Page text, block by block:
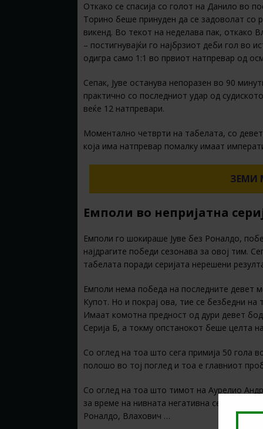
Откако се спасија со голот на Данило во
Торино беше принуден да се задоволат со
викенд. Во текот на неделава пак, откако
– постигнувајќи го најбрзиот деби гол во
одигра само 1:1 во првиот натпревар од
Сепак, Јуве останува непоразен во 90
практично со последниот удар од
веќе 12 натпревари.
Моментално четврти на табелата, со
која има натпревар помалку имаат
ЗЕМИ
Емполи во непријатна
Емполи го шокираше Јуве без Роналдо,
најдрагите победи сезонава за овој тим.
табелата поради серијата нерешени
Емполи нема победа на последните девет
Купот. Но и покрај ова, тие се безбедни
Имаат комотна предност од дури девет
Серија Б, а токму опстанокот беше целта
Со оглед на тоа што сега примија 50 гола
полошо во тој поглед и тоа е главниот
Со оглед на тоа што тимот на Аурелио
за време на нивната негативна серија,
Роналдо, Влахович …